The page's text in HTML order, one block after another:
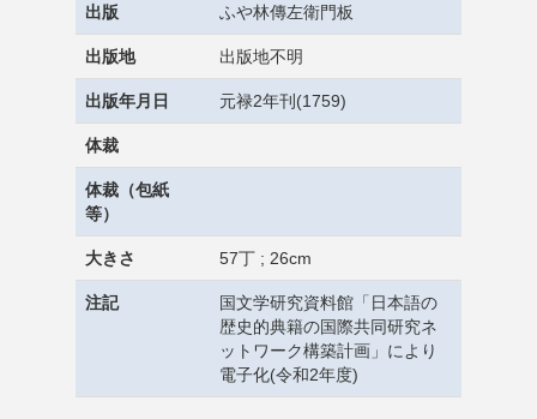
出版 ふや林傳左衛門板
出版地 出版地不明
出版年月日 元禄2年刊(1759)
体裁
体裁（包紙
等）
大きさ 57丁 ; 26cm
注記
国文学研究資料館「日本語の
歴史的典籍の国際共同研究ネ
ットワーク構築計画」により
電子化(令和2年度)